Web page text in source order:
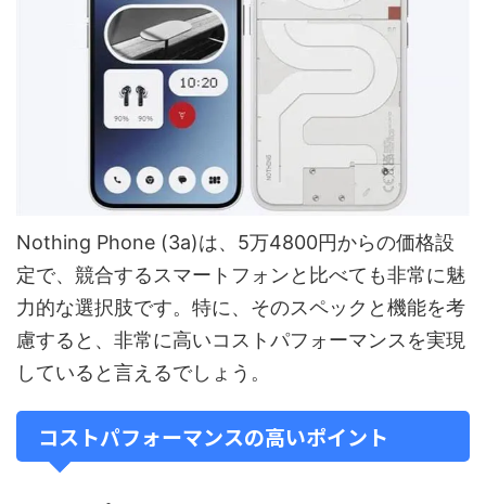
Nothing Phone (3a)は、5万4800円からの価格設
定で、競合するスマートフォンと比べても非常に魅
力的な選択肢です。特に、そのスペックと機能を考
慮すると、非常に高いコストパフォーマンスを実現
していると言えるでしょう。
コストパフォーマンスの高いポイント